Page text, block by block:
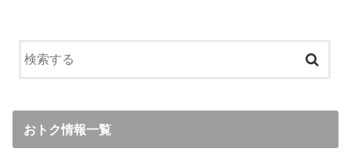
おトク情報一覧